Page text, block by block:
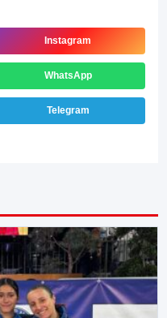
Instagram
WhatsApp
Telegram